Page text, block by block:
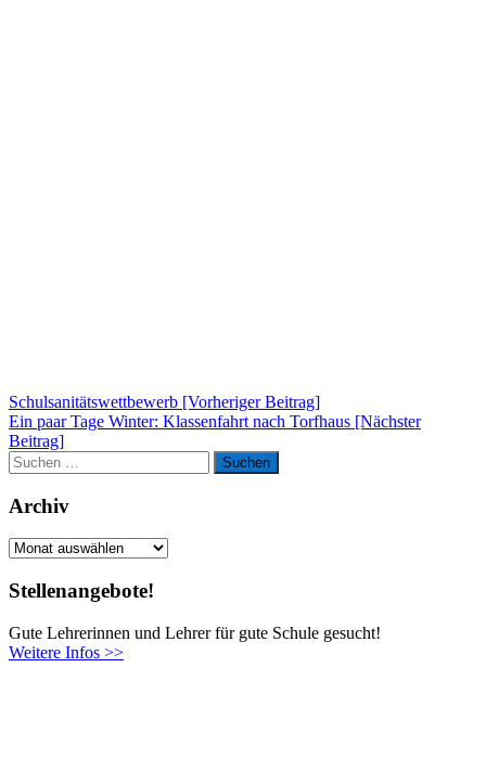
Beitragsnavigation
Schulsanitätswettbewerb [Vorheriger Beitrag]
Ein paar Tage Winter: Klassenfahrt nach Torfhaus [Nächster
Beitrag]
Suchen
nach:
Suchen
Archiv
Archiv
Stellenangebote!
Gute Lehrerinnen und Lehrer für gute Schule gesucht!
Weitere Infos >>